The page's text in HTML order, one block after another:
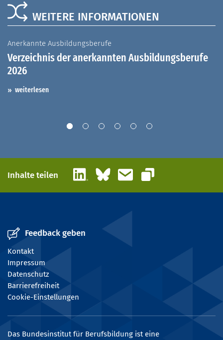
WEITERE INFORMATIONEN
Anerkannte Ausbildungsberufe
Verzeichnis der anerkannten Ausbildungsberufe
2026
weiterlesen
Inhalte teilen LinkedInBlueskyE-Mail
Link kopieren
Feedback geben
Kontakt
Impressum
Datenschutz
Barrierefreiheit
Cookie-Einstellungen
Das Bundesinstitut für Berufsbildung ist eine